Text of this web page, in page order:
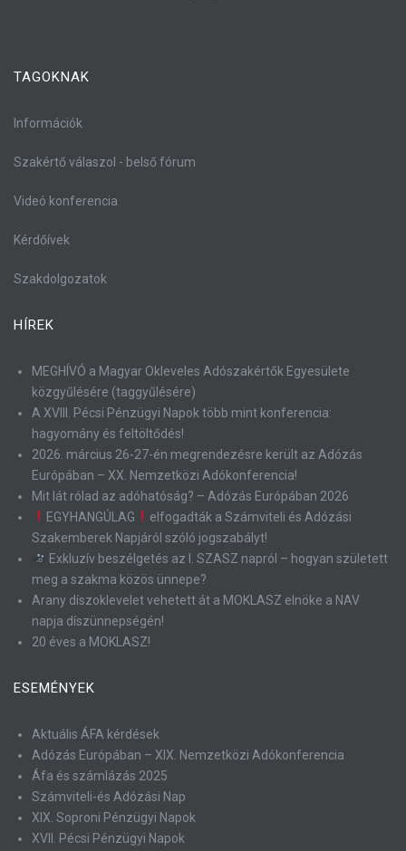
TAGOKNAK
Információk
Szakértő válaszol - belső fórum
Videó konferencia
Kérdőívek
Szakdolgozatok
HÍREK
MEGHÍVÓ a Magyar Okleveles Adószakértők Egyesülete
közgyűlésére (taggyűlésére)
A XVIII. Pécsi Pénzügyi Napok több mint konferencia:
hagyomány és feltöltődés!
2026. március 26-27-én megrendezésre került az Adózás
Európában – XX. Nemzetközi Adókonferencia!
Mit lát rólad az adóhatóság? – Adózás Európában 2026
EGYHANGÚLAG
elfogadták a Számviteli és Adózási
Szakemberek Napjáról szóló jogszabályt!
Exkluzív beszélgetés az I. SZASZ napról – hogyan született
meg a szakma közös ünnepe?
Arany díszoklevelet vehetett át a MOKLASZ elnöke a NAV
napja díszünnepségén!
20 éves a MOKLASZ!
ESEMÉNYEK
Aktuális ÁFA kérdések
Adózás Európában – XIX. Nemzetközi Adókonferencia
Áfa és számlázás 2025
Számviteli-és Adózási Nap
XIX. Soproni Pénzügyi Napok
XVII. Pécsi Pénzügyi Napok